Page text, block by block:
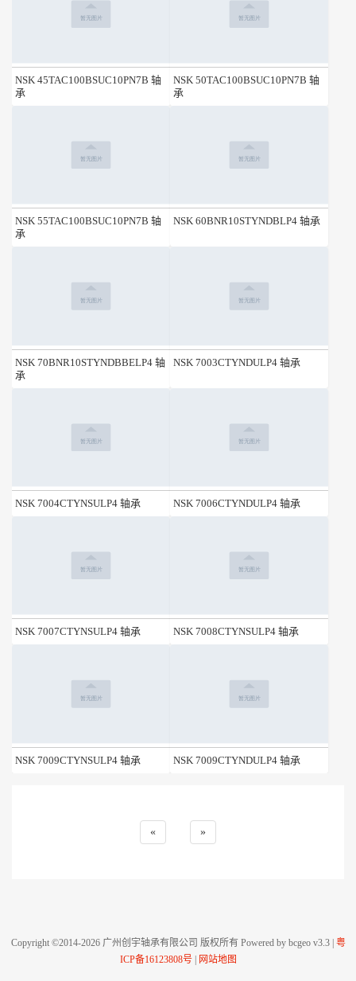
NSK 45TAC100BSUC10PN7B 轴
承
NSK 50TAC100BSUC10PN7B 轴
承
NSK 55TAC100BSUC10PN7B 轴
承
NSK 60BNR10STYNDBLP4 轴承
NSK 70BNR10STYNDBBELP4 轴
承
NSK 7003CTYNDULP4 轴承
NSK 7004CTYNSULP4 轴承 NSK 7006CTYNDULP4 轴承
NSK 7007CTYNSULP4 轴承 NSK 7008CTYNSULP4 轴承
NSK 7009CTYNSULP4 轴承 NSK 7009CTYNDULP4 轴承
« »
Copyright ©2014-2026 广州创宇轴承有限公司 版权所有 Powered by bcgeo v3.3 | 粤
ICP备16123808号| 网站地图